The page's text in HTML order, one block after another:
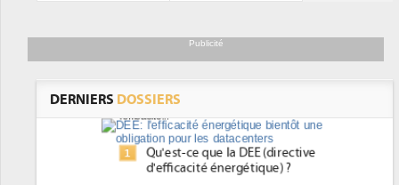
Publicité
DERNIERS DOSSIERS
bientôt une obligation pour les
avec la mise en oeuvre de la nouvelle Directive sur
Qu'est-ce que la DEE (directive
d'efficacité énergétique) ?